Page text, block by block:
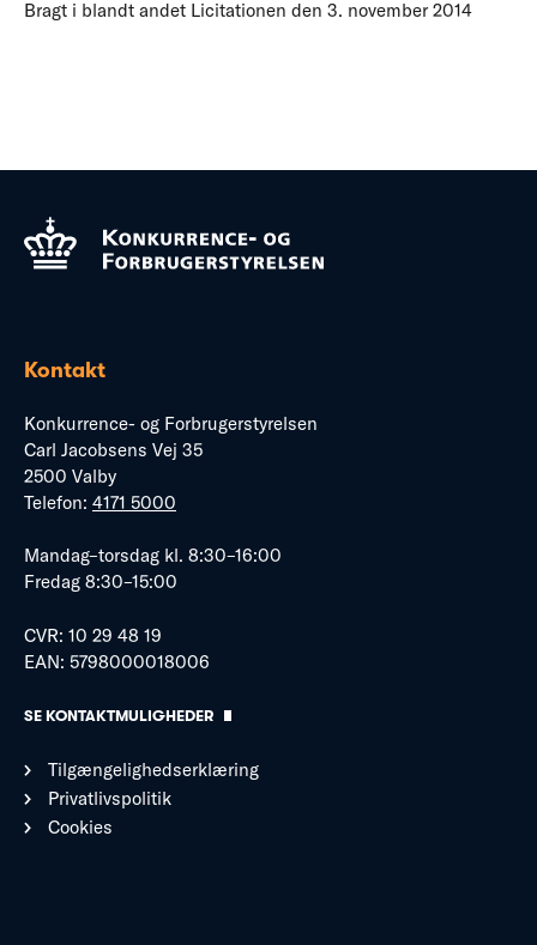
Bragt i blandt andet Licitationen den 3. november 2014
Kontakt
Konkurrence- og Forbrugerstyrelsen
Carl Jacobsens Vej 35
2500 Valby
Telefon: 4171 5000
Mandag–torsdag kl. 8:30–16:00
Fredag 8:30–15:00
CVR: 10 29 48 19
EAN: 5798000018006
SE KONTAKTMULIGHEDER
Tilgængelighedserklæring
Privatlivspolitik
Cookies